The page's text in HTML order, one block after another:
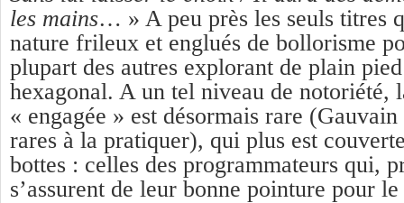
les mains… » A peu près les seuls titres
nature frileux et englués de bollorisme
plupart des autres explorant de plain
hexagonal. A un tel niveau de notoriété,
« engagée » est désormais rare (Gauvain
rares à la pratiquer), qui plus est
bottes : celles des programmateurs qui,
s’assurent de leur bonne pointure pour